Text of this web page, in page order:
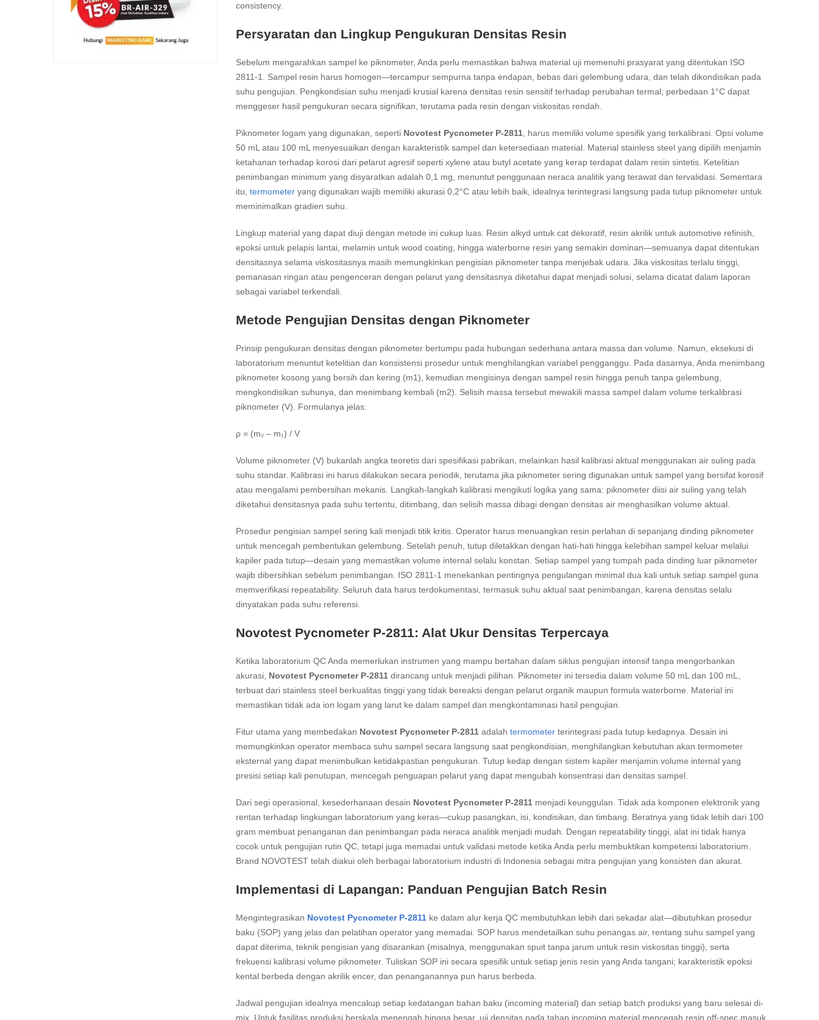
consistency.
Persyaratan dan Lingkup Pengukuran Densitas Resin
Sebelum mengarahkan sampel ke piknometer, Anda perlu memastikan bahwa material uji memenuhi prasyarat yang ditentukan ISO
2811-1. Sampel resin harus homogen—tercampur sempurna tanpa endapan, bebas dari gelembung udara, dan telah dikondisikan pada
suhu pengujian. Pengkondisian suhu menjadi krusial karena densitas resin sensitif terhadap perubahan termal; perbedaan 1°C dapat
menggeser hasil pengukuran secara signifikan, terutama pada resin dengan viskositas rendah.
Piknometer logam yang digunakan, seperti Novotest Pycnometer P-2811, harus memiliki volume spesifik yang terkalibrasi. Opsi volume
50 mL atau 100 mL menyesuaikan dengan karakteristik sampel dan ketersediaan material. Material stainless steel yang dipilih menjamin
ketahanan terhadap korosi dari pelarut agresif seperti xylene atau butyl acetate yang kerap terdapat dalam resin sintetis. Ketelitian
penimbangan minimum yang disyaratkan adalah 0,1 mg, menuntut penggunaan neraca analitik yang terawat dan tervalidasi. Sementara
itu, termometer yang digunakan wajib memiliki akurasi 0,2°C atau lebih baik, idealnya terintegrasi langsung pada tutup piknometer untuk
meminimalkan gradien suhu.
Lingkup material yang dapat diuji dengan metode ini cukup luas. Resin alkyd untuk cat dekoratif, resin akrilik untuk automotive refinish,
epoksi untuk pelapis lantai, melamin untuk wood coating, hingga waterborne resin yang semakin dominan—semuanya dapat ditentukan
densitasnya selama viskositasnya masih memungkinkan pengisian piknometer tanpa menjebak udara. Jika viskositas terlalu tinggi,
pemanasan ringan atau pengenceran dengan pelarut yang densitasnya diketahui dapat menjadi solusi, selama dicatat dalam laporan
sebagai variabel terkendali.
Metode Pengujian Densitas dengan Piknometer
Prinsip pengukuran densitas dengan piknometer bertumpu pada hubungan sederhana antara massa dan volume. Namun, eksekusi di
laboratorium menuntut ketelitian dan konsistensi prosedur untuk menghilangkan variabel pengganggu. Pada dasarnya, Anda menimbang
piknometer kosong yang bersih dan kering (m1), kemudian mengisinya dengan sampel resin hingga penuh tanpa gelembung,
mengkondisikan suhunya, dan menimbang kembali (m2). Selisih massa tersebut mewakili massa sampel dalam volume terkalibrasi
piknometer (V). Formulanya jelas:
ρ = (m₂ – m₁) / V
Volume piknometer (V) bukanlah angka teoretis dari spesifikasi pabrikan, melainkan hasil kalibrasi aktual menggunakan air suling pada
suhu standar. Kalibrasi ini harus dilakukan secara periodik, terutama jika piknometer sering digunakan untuk sampel yang bersifat korosif
atau mengalami pembersihan mekanis. Langkah-langkah kalibrasi mengikuti logika yang sama: piknometer diisi air suling yang telah
diketahui densitasnya pada suhu tertentu, ditimbang, dan selisih massa dibagi dengan densitas air menghasilkan volume aktual.
Prosedur pengisian sampel sering kali menjadi titik kritis. Operator harus menuangkan resin perlahan di sepanjang dinding piknometer
untuk mencegah pembentukan gelembung. Setelah penuh, tutup diletakkan dengan hati-hati hingga kelebihan sampel keluar melalui
kapiler pada tutup—desain yang memastikan volume internal selalu konstan. Setiap sampel yang tumpah pada dinding luar piknometer
wajib dibersihkan sebelum penimbangan. ISO 2811-1 menekankan pentingnya pengulangan minimal dua kali untuk setiap sampel guna
memverifikasi repeatability. Seluruh data harus terdokumentasi, termasuk suhu aktual saat penimbangan, karena densitas selalu
dinyatakan pada suhu referensi.
Novotest Pycnometer P-2811: Alat Ukur Densitas Terpercaya
Ketika laboratorium QC Anda memerlukan instrumen yang mampu bertahan dalam siklus pengujian intensif tanpa mengorbankan
akurasi, Novotest Pycnometer P-2811 dirancang untuk menjadi pilihan. Piknometer ini tersedia dalam volume 50 mL dan 100 mL,
terbuat dari stainless steel berkualitas tinggi yang tidak bereaksi dengan pelarut organik maupun formula waterborne. Material ini
memastikan tidak ada ion logam yang larut ke dalam sampel dan mengkontaminasi hasil pengujian.
Fitur utama yang membedakan Novotest Pycnometer P-2811 adalah termometer terintegrasi pada tutup kedapnya. Desain ini
memungkinkan operator membaca suhu sampel secara langsung saat pengkondisian, menghilangkan kebutuhan akan termometer
eksternal yang dapat menimbulkan ketidakpastian pengukuran. Tutup kedap dengan sistem kapiler menjamin volume internal yang
presisi setiap kali penutupan, mencegah penguapan pelarut yang dapat mengubah konsentrasi dan densitas sampel.
Dari segi operasional, kesederhanaan desain Novotest Pycnometer P-2811 menjadi keunggulan. Tidak ada komponen elektronik yang
rentan terhadap lingkungan laboratorium yang keras—cukup pasangkan, isi, kondisikan, dan timbang. Beratnya yang tidak lebih dari 100
gram membuat penanganan dan penimbangan pada neraca analitik menjadi mudah. Dengan repeatability tinggi, alat ini tidak hanya
cocok untuk pengujian rutin QC, tetapi juga memadai untuk validasi metode ketika Anda perlu membuktikan kompetensi laboratorium.
Brand NOVOTEST telah diakui oleh berbagai laboratorium industri di Indonesia sebagai mitra pengujian yang konsisten dan akurat.
Implementasi di Lapangan: Panduan Pengujian Batch Resin
Mengintegrasikan Novotest Pycnometer P-2811 ke dalam alur kerja QC membutuhkan lebih dari sekadar alat—dibutuhkan prosedur
baku (SOP) yang jelas dan pelatihan operator yang memadai. SOP harus mendetailkan suhu penangas air, rentang suhu sampel yang
dapat diterima, teknik pengisian yang disarankan (misalnya, menggunakan spuit tanpa jarum untuk resin viskositas tinggi), serta
frekuensi kalibrasi volume piknometer. Tuliskan SOP ini secara spesifik untuk setiap jenis resin yang Anda tangani; karakteristik epoksi
kental berbeda dengan akrilik encer, dan penanganannya pun harus berbeda.
Jadwal pengujian idealnya mencakup setiap kedatangan bahan baku (incoming material) dan setiap batch produksi yang baru selesai di-
mix. Untuk fasilitas produksi berskala menengah hingga besar, uji densitas pada tahap incoming material mencegah resin off-spec masuk